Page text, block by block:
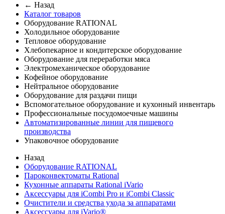
← Назад
Каталог товаров
Оборудование RATIONAL
Холодильное оборудование
Тепловое оборудование
Хлебопекарное и кондитерское оборудование
Оборудование для переработки мяса
Электромеханическое оборудование
Кофейное оборудование
Нейтральное оборудование
Оборудование для раздачи пищи
Вспомогательное оборудование и кухонный инвентарь
Профессиональные посудомоечные машины
Автоматизированные линии для пищевого
производства
Упаковочное оборудование
Назад
Оборудование RATIONAL
Пароконвектоматы Rational
Кухонные аппараты Rational iVario
Аксессуары для iCombi Pro и iCombi Classic
Очистители и средства ухода за аппаратами
Аксессуары для iVario®